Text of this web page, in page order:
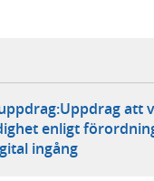
att
enligt
ingång